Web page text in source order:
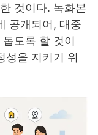
것이다. 녹화본
공개되어, 대중
도록 할 것이
성을 지키기 위